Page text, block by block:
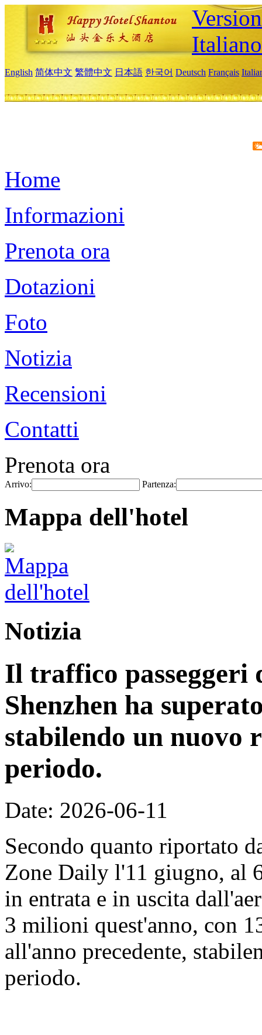
Italiano
English 简体中文 繁體中文 日本語 한국어 Deutsch Français
Home
Informazioni
Prenota ora
Dotazioni
Foto
Notizia
Recensioni
Contatti
Prenota ora
Arrivo: Partenza:
Mappa dell'hotel
Notizia
Il traffico passeggeri
Shenzhen ha
stabilendo un nuovo
periodo.
Date: 2026-06-11
Secondo quanto riportato
Zone Daily l'11 giugno, al
in entrata e in uscita
3 milioni quest'anno, con
all'anno precedente,
periodo.